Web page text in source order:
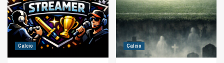
Calcio Calcio